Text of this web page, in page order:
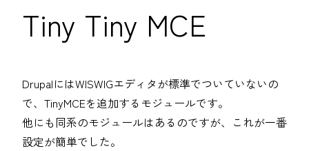
Tiny Tiny MCE
DrupalにはWISWIGエディタが標準でついていないの
で、TinyMCEを追加するモジュールです。
他にも同系のモジュールはあるのですが、これが一番
設定が簡単でした。